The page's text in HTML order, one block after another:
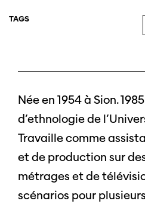
TAGS
Née en 1954 à Sion.
d’ethnologie de
Travaille comme
et de production sur
métrages et de
scénarios pour